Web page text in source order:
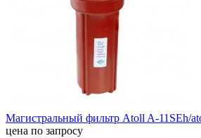
Магистральный фильтр Atoll A-11SEh/
цена по запросу